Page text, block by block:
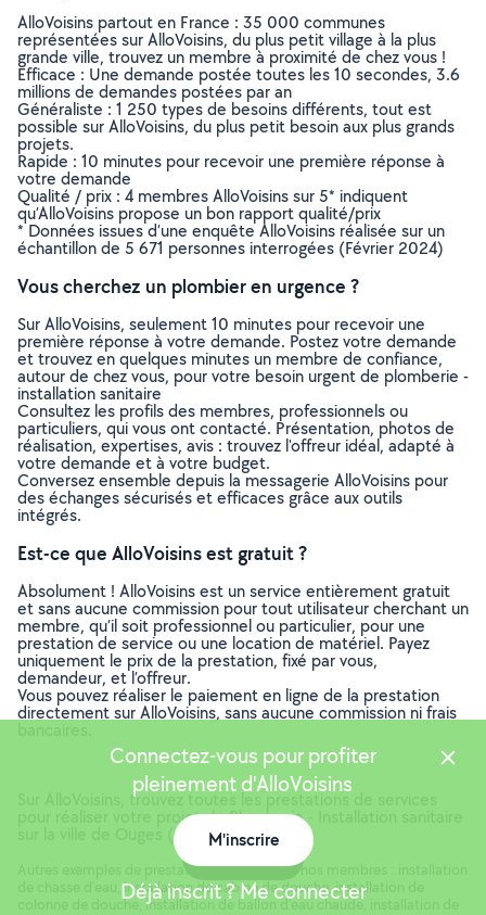
AlloVoisins partout en France : 35 000 communes
représentées sur AlloVoisins, du plus petit village à la plus
grande ville, trouvez un membre à proximité de chez vous !
Efficace : Une demande postée toutes les 10 secondes, 3.6
millions de demandes postées par an
Généraliste : 1 250 types de besoins différents, tout est
possible sur AlloVoisins, du plus petit besoin aux plus grands
projets.
Rapide : 10 minutes pour recevoir une première réponse à
votre demande
Qualité / prix : 4 membres AlloVoisins sur 5* indiquent
qu’AlloVoisins propose un bon rapport qualité/prix
* Données issues d’une enquête AlloVoisins réalisée sur un
échantillon de 5 671 personnes interrogées (Février 2024)
Vous cherchez un plombier en urgence ?
Sur AlloVoisins, seulement 10 minutes pour recevoir une
première réponse à votre demande. Postez votre demande
et trouvez en quelques minutes un membre de confiance,
autour de chez vous, pour votre besoin urgent de plomberie -
installation sanitaire
Consultez les profils des membres, professionnels ou
particuliers, qui vous ont contacté. Présentation, photos de
réalisation, expertises, avis : trouvez l'offreur idéal, adapté à
votre demande et à votre budget.
Conversez ensemble depuis la messagerie AlloVoisins pour
des échanges sécurisés et efficaces grâce aux outils
intégrés.
Est-ce que AlloVoisins est gratuit ?
Absolument ! AlloVoisins est un service entièrement gratuit
et sans aucune commission pour tout utilisateur cherchant un
membre, qu’il soit professionnel ou particulier, pour une
prestation de service ou une location de matériel. Payez
uniquement le prix de la prestation, fixé par vous,
demandeur, et l’offreur.
Vous pouvez réaliser le paiement en ligne de la prestation
directement sur AlloVoisins, sans aucune commission ni frais
Sur AlloVoisins, trouvez toutes les prestations de services
pour réaliser votre projet de Plomberie - Installation sanitaire
sur la ville de Ouges (Côte-d'Or, 21600)
Autres exemples de prestations réalisées par nos membres : installation
de chasse d'eau, installation de cabine de douche, installation de
colonne de douche, installation de ballon d'eau chaude, installation de
Connectez-vous pour profiter
pleinement d'AlloVoisins
M'inscrire
Déjà inscrit ? Me connecter